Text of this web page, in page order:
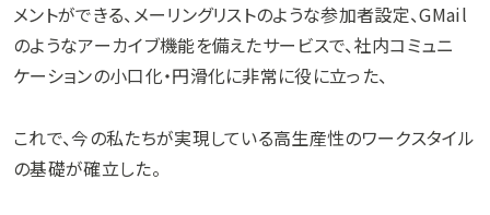
メントができる、メーリングリストのような参加者設定、GMail
のようなアーカイブ機能を備えたサービスで、社内コミュニ
ケーションの小口化・円滑化に非常に役に立った、
これで、今の私たちが実現している高生産性のワークスタイル
の基礎が確立した。